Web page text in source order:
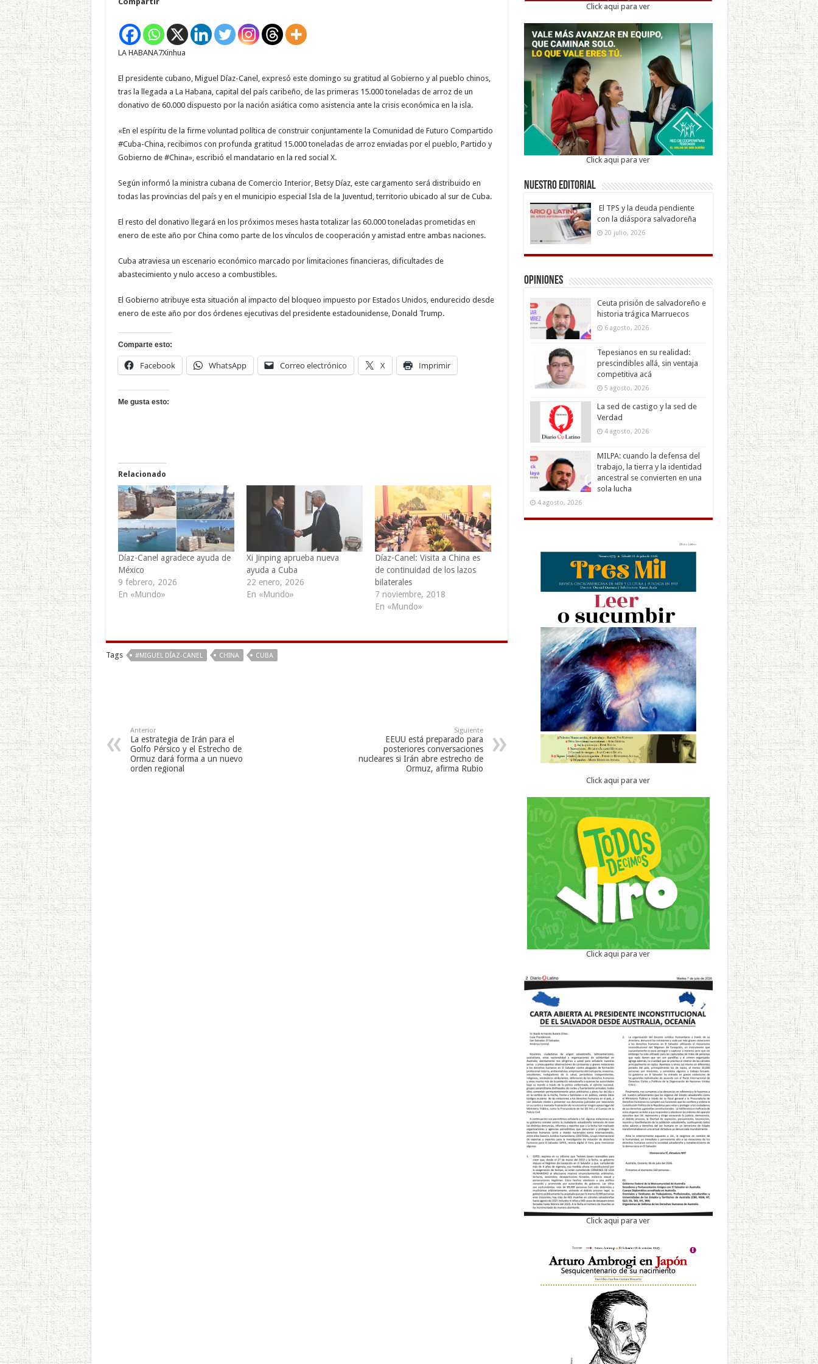
LA HABANA7Xinhua
El presidente cubano, Miguel Díaz-Canel, expresó este domingo su gratitud al Gobierno y al pueblo chinos,
tras la llegada a La Habana, capital del país caribeño, de las primeras 15.000 toneladas de arroz de un
donativo de 60.000 dispuesto por la nación asiática como asistencia ante la crisis económica en la isla.
«En el espíritu de la firme voluntad política de construir conjuntamente la Comunidad de Futuro Compartido
#Cuba-China, recibimos con profunda gratitud 15.000 toneladas de arroz enviadas por el pueblo, Partido y
Gobierno de #China», escribió el mandatario en la red social X.
Según informó la ministra cubana de Comercio Interior, Betsy Díaz, este cargamento será distribuido en
todas las provincias del país y en el municipio especial Isla de la Juventud, territorio ubicado al sur de Cuba.
El resto del donativo llegará en los próximos meses hasta totalizar las 60.000 toneladas prometidas en
enero de este año por China como parte de los vínculos de cooperación y amistad entre ambas naciones.
Cuba atraviesa un escenario económico marcado por limitaciones financieras, dificultades de
abastecimiento y nulo acceso a combustibles.
El Gobierno atribuye esta situación al impacto del bloqueo impuesto por Estados Unidos, endurecido desde
enero de este año por dos órdenes ejecutivas del presidente estadounidense, Donald Trump.
Comparte esto:
Facebook WhatsApp Correo electrónico X Imprimir
Me gusta esto:
Relacionado
Díaz-Canel agradece ayuda de
México
9 febrero, 2026
En «Mundo»
Xi Jinping aprueba nueva
ayuda a Cuba
22 enero, 2026
En «Mundo»
Díaz-Canel: Visita a China es
de continuidad de los lazos
bilaterales
7 noviembre, 2018
En «Mundo»
Tags #MIGUEL DÍAZ-CANEL CHINA CUBA
Anterior
La estrategia de Irán para el
Golfo Pérsico y el Estrecho de
Ormuz dará forma a un nuevo
orden regional
Siguiente
EEUU está preparado para
posteriores conversaciones
nucleares si Irán abre estrecho de
Ormuz, afirma Rubio
Click aqui para ver
Click aqui para ver
Nuestro Editorial
El TPS y la deuda pendiente
con la diáspora salvadoreña
20 julio, 2026
Opiniones
Ceuta prisión de salvadoreño e
historia trágica Marruecos
6 agosto, 2026
Tepesianos en su realidad:
prescindibles allá, sin ventaja
competitiva acá
5 agosto, 2026
La sed de castigo y la sed de
Verdad
4 agosto, 2026
MILPA: cuando la defensa del
trabajo, la tierra y la identidad
ancestral se convierten en una
sola lucha
4 agosto, 2026
Click aqui para ver
Click aqui para ver
Click aqui para ver